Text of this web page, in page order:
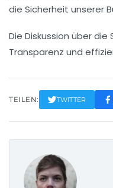
die Sicherheit unserer
Die Diskussion über die
Transparenz und
TEILEN: TWITTER